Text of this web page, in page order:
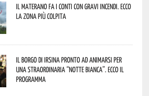
Il materano fa i conti con gravi incendi. Ecco
la zona più colpita
Il borgo di Irsina pronto ad animarsi per
una straordinaria “Notte Bianca”. Ecco il
programma